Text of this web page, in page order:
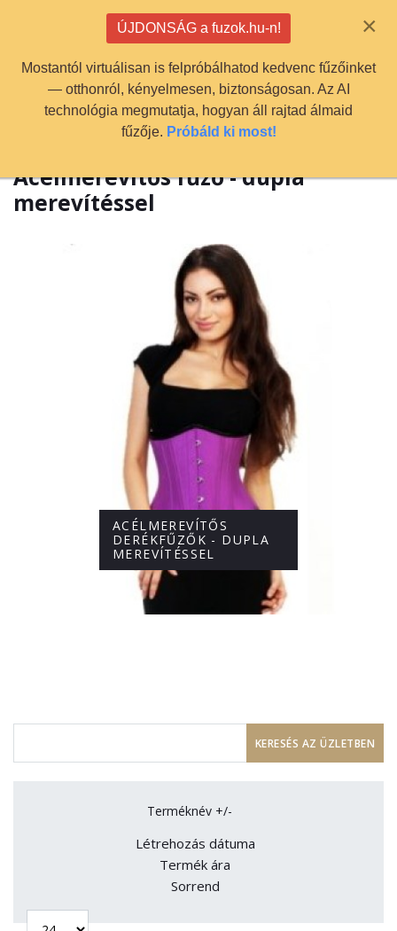
info@fuzok.hu
Acélmerevítős fűző - dupla
merevítéssel
ACÉLMEREVÍTŐS
DERÉKFŰZŐK - DUPLA
MEREVÍTÉSSEL
Terméknév +/-
Létrehozás dátuma
Termék ára
Sorrend
×
ÚJDONSÁG a fuzok.hu-n!
Mostantól virtuálisan is felpróbálhatod kedvenc fűzőinket
— otthonról, kényelmesen, biztonságosan. Az AI
technológia megmutatja, hogyan áll rajtad álmaid
fűzője. Próbáld ki most!